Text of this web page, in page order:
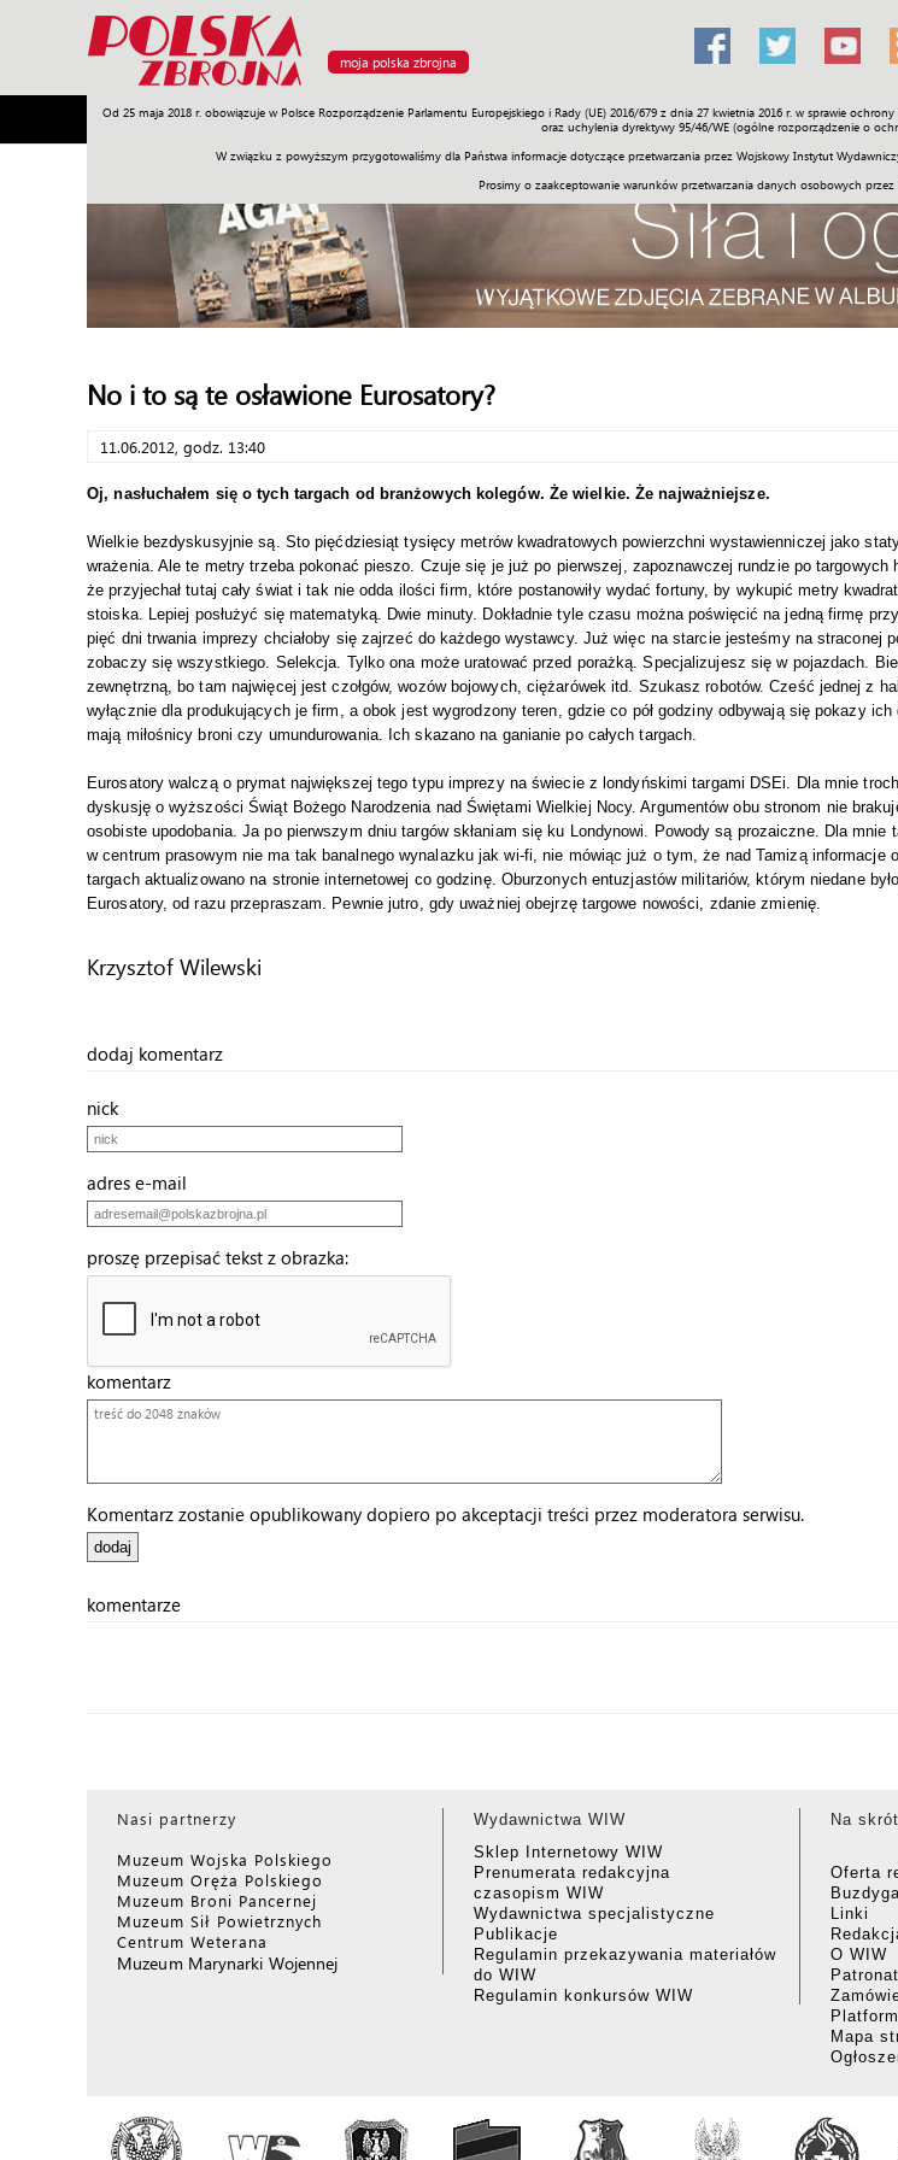
moja polska zbrojna
Od 25 maja 2018 r. obowiązuje w Polsce Rozporządzenie Parlamentu Europejskiego i Rady (UE) 2016/679 z dnia 27 kwietnia 2016 r. w sprawie
oraz uchylenia dyrektywy 95/46/WE (ogólne rozporządzenie o
W związku z powyższym przygotowaliśmy dla Państwa informacje dotyczące przetwarzania przez Wojskowy Instytut
Prosimy o zaakceptowanie warunków przetwarzania danych osobowych
Armia Poligon Sprzęt Misje Polityka Prawo Świat Społeczność Sport Historia
No i to są te osławione Eurosatory?
11.06.2012, godz. 13:40
Oj, nasłuchałem się o tych targach od branżowych kolegów. Że wielkie. Że najważniejsze.
Wielkie bezdyskusyjnie są. Sto pięćdziesiąt tysięcy metrów kwadratowych powierzchni wystawienniczej jako
wrażenia. Ale te metry trzeba pokonać pieszo. Czuje się je już po pierwszej, zapoznawczej rundzie po targowych
że przyjechał tutaj cały świat i tak nie odda ilości firm, które postanowiły wydać fortuny, by wykupić metry
stoiska. Lepiej posłużyć się matematyką. Dwie minuty. Dokładnie tyle czasu można poświęcić na jedną firmę
pięć dni trwania imprezy chciałoby się zajrzeć do każdego wystawcy. Już więc na starcie jesteśmy na straconej
zobaczy się wszystkiego. Selekcja. Tylko ona może uratować przed porażką. Specjalizujesz się w pojazdach.
zewnętrzną, bo tam najwięcej jest czołgów, wozów bojowych, ciężarówek itd. Szukasz robotów. Cześć jednej z
wyłącznie dla produkujących je firm, a obok jest wygrodzony teren, gdzie co pół godziny odbywają się pokazy ich
mają miłośnicy broni czy umundurowania. Ich skazano na ganianie po całych targach.
Eurosatory walczą o prymat największej tego typu imprezy na świecie z londyńskimi targami DSEi. Dla mnie
dyskusję o wyższości Świąt Bożego Narodzenia nad Świętami Wielkiej Nocy. Argumentów obu stronom nie
osobiste upodobania. Ja po pierwszym dniu targów skłaniam się ku Londynowi. Powody są prozaiczne. Dla mnie
w centrum prasowym nie ma tak banalnego wynalazku jak wi-fi, nie mówiąc już o tym, że nad Tamizą informacje
targach aktualizowano na stronie internetowej co godzinę. Oburzonych entuzjastów militariów, którym niedane
Eurosatory, od razu przepraszam. Pewnie jutro, gdy uważniej obejrzę targowe nowości, zdanie zmienię.
Krzysztof Wilewski
dodaj komentarz
nick
adres e-mail
proszę przepisać tekst z obrazka:
komentarz
Komentarz zostanie opublikowany dopiero po akceptacji treści przez moderatora serwisu.
komentarze
Nasi partnerzy
Muzeum Wojska Polskiego
Muzeum Oręża Polskiego
Muzeum Broni Pancernej
Muzeum Sił Powietrznych
Centrum Weterana
Muzeum Marynarki Wojennej
Wydawnictwa WIW
Sklep Internetowy WIW
Prenumerata redakcyjna
czasopism WIW
Wydawnictwa specjalistyczne
Publikacje
Regulamin przekazywania materiałów
do WIW
Regulamin konkursów WIW
Na
Oferta
Linki
O WIW
Mapa